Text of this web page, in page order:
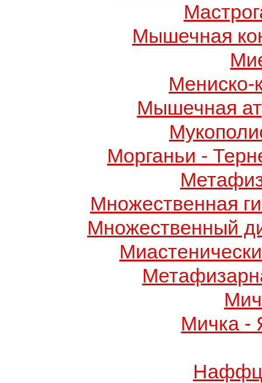
Мышечная
Мениско-
Мышечная
Морганьи -
Множественная
Множественный
Мичка -